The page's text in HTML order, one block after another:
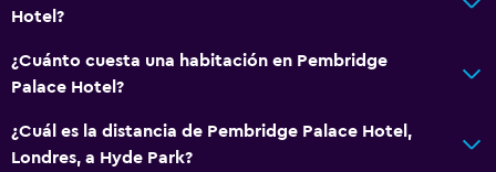
Hotel?
¿Cuánto cuesta una habitación en Pembridge
Palace Hotel?
¿Cuál es la distancia de Pembridge Palace Hotel,
Londres, a Hyde Park?